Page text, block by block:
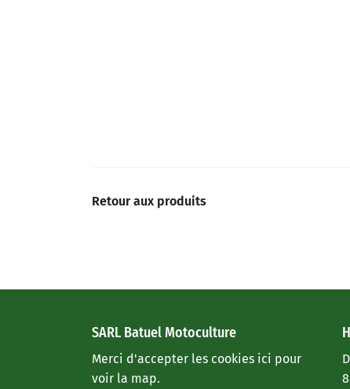
Retour aux produits
SARL Batuel Motoculture
Merci d'accepter les cookies ici pour
voir la map.